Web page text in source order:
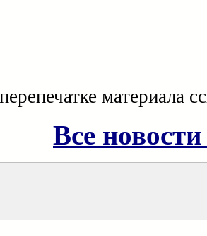
материала
Все